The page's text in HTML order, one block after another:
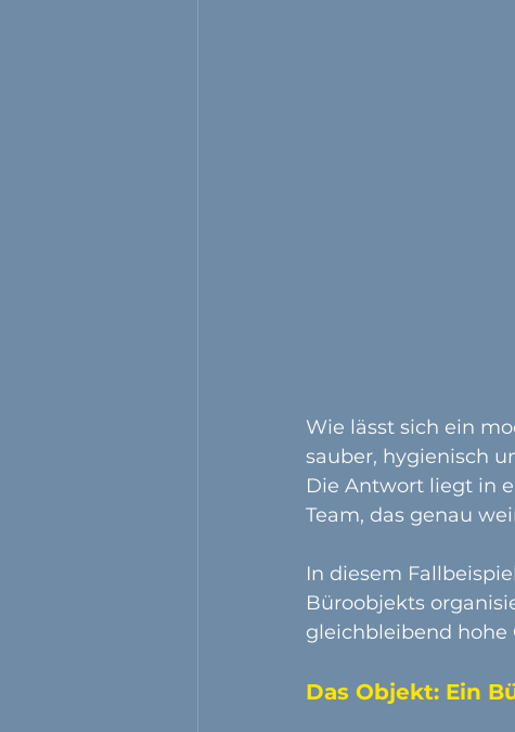
Wie lässt sich ein
sauber, hygienisch
Die Antwort liegt in
Team, das genau
In diesem
Büroobjekts
gleichbleibend hohe
Das Objekt: Ein